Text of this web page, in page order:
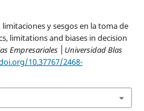
y sesgos en la toma de
limitations and biases in decision
Empresariales │Universidad Blas
10.37767/2468-